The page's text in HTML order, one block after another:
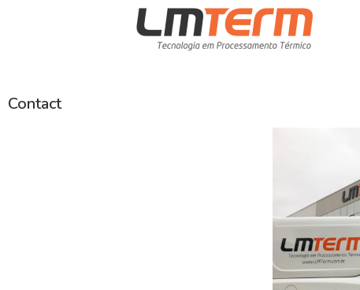
Contact